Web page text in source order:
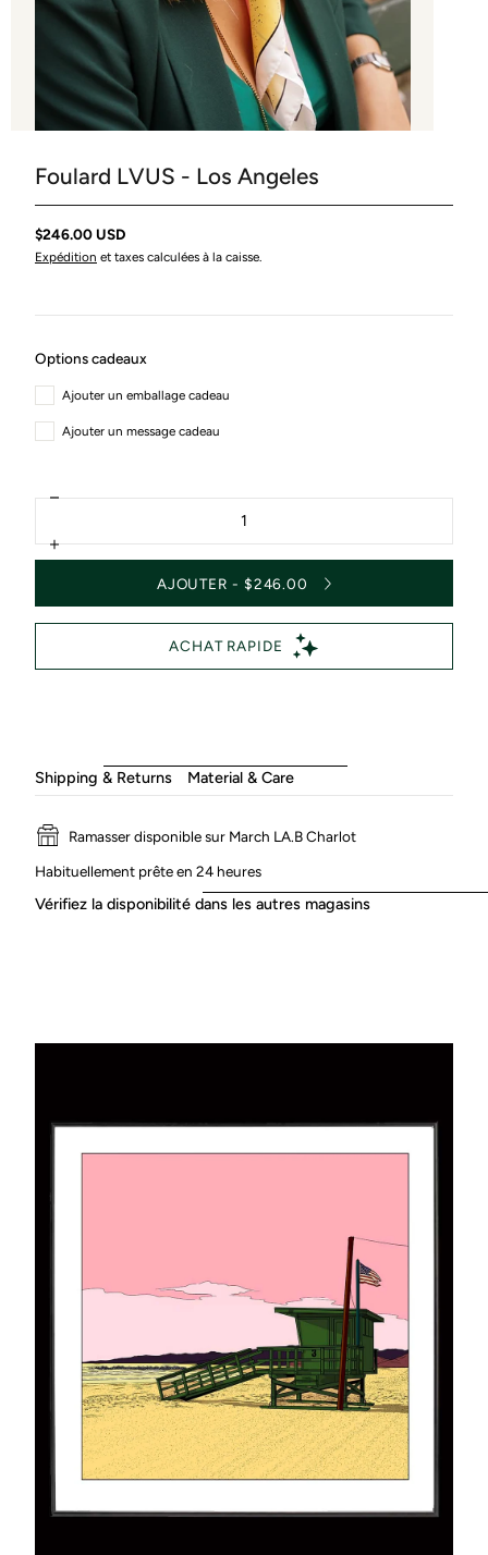
Foulard LVUS - Los Angeles
$246.00 USD
Expédition et taxes calculées à la caisse.
Options cadeaux
Ajouter un emballage cadeau
Ajouter un message cadeau
Diminuer
quantité
pour
-
Los
Augmenter
pour
Foulard
Los
AJOUTER - $246.00
Shipping & Returns Material & Care
Ramasser disponible sur March LA.B Charlot
Habituellement prête en 24 heures
Vérifiez la disponibilité dans les autres magasins